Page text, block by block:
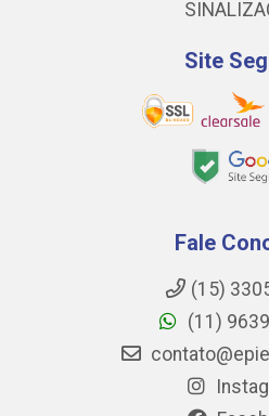
Site
Fale
(15)
(11)